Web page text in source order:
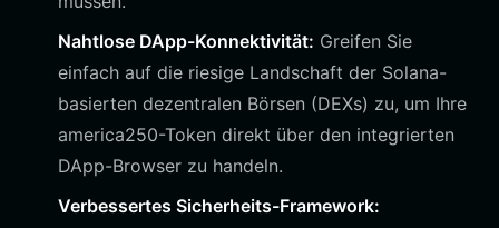
Nahtlose DApp-Konnektivität: Greifen Sie
einfach auf die riesige Landschaft der Solana-
basierten dezentralen Börsen (DEXs) zu, um Ihre
america250-Token direkt über den integrierten
DApp-Browser zu handeln.
Verbessertes Sicherheits-Framework: